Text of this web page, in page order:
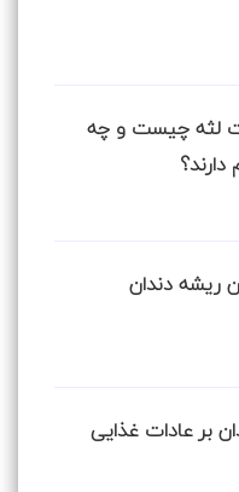
لثه چیست و چه
ریشه دندان
بر عادات غذایی